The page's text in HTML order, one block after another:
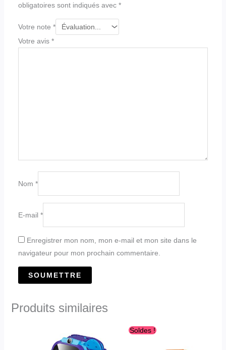
obligatoires sont indiqués avec *
Votre note *
Votre avis *
Nom *
E-mail *
Enregistrer mon nom, mon e-mail et mon site dans le
navigateur pour mon prochain commentaire.
Produits similaires
produit
Soldes !
Le
prix